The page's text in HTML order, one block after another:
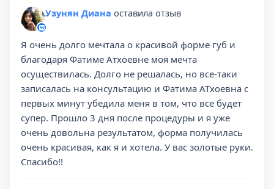
Узунян Диана оставила отзыв
Я очень долго мечтала о красивой форме губ и
благодаря Фатиме Атхоевне моя мечта
осуществилась. Долго не решалась, но все-таки
записалась на консультацию и Фатима АТхоевна с
первых минут убедила меня в том, что все будет
супер. Прошло 3 дня после процедуры и я уже
очень довольна результатом, форма получилась
очень красивая, как я и хотела. У вас золотые руки.
Спасибо!!